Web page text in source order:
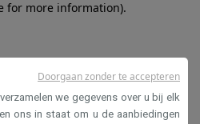
for more information).
we gegevens over u bij elk
ons in staat om u de aanbiedingen
Doorgaan zonder te accepteren